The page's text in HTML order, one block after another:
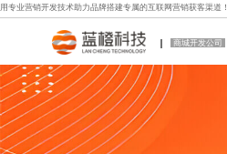
用专业营销开发技术助力品牌搭建专属的互联网营销获客渠道！
商城开发公司